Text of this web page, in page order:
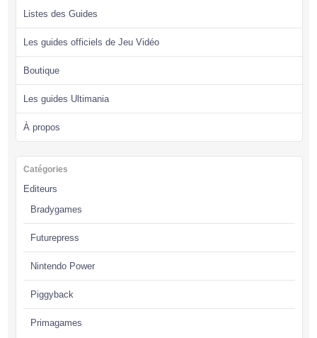
Listes des Guides
Les guides officiels de Jeu Vidéo
Boutique
Les guides Ultimania
À propos
Catégories
Editeurs
Bradygames
Futurepress
Nintendo Power
Piggyback
Primagames